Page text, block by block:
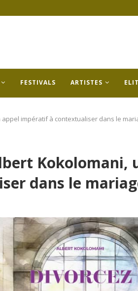
FESTIVALS ARTISTES
appel impératif à contextualiser dans le
Kokolomani,
dans le